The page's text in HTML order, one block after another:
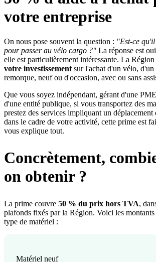
votre entreprise
On nous pose souvent la question : "Est-ce qu'il
pour passer au vélo cargo ?" La réponse est
elle est particulièrement intéressante. La
votre investissement sur l'achat d'un vélo,
remorque, neuf ou d'occasion, avec ou sans
Que vous soyez indépendant, gérant d'une
d'une entité publique, si vous transportez des
prestez des services impliquant un
dans le cadre de votre activité, cette prime est
vous explique tout.
Concrètement,
on obtenir ?
La prime couvre 50 % du prix hors TVA,
plafonds fixés par la Région. Voici les
type de matériel :
Matériel neuf